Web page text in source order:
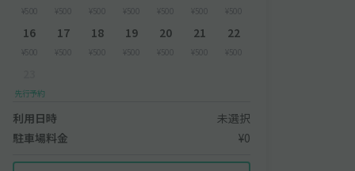
¥500 ¥500 ¥500 ¥500 ¥500 ¥500 ¥500
16
¥500
17
¥500
18
¥500
19
¥500
20
¥500
21
¥500
22
¥500
先行予約
利用日時
未選択
駐車場料金
¥0